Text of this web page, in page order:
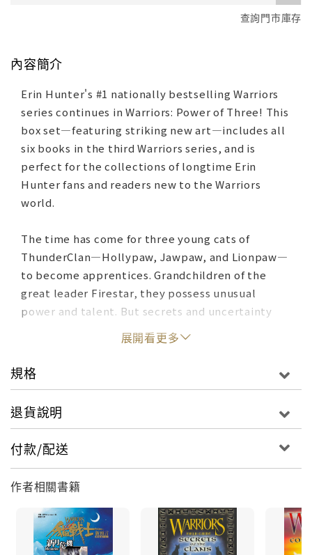
查詢門市庫存
內容簡介
Erin Hunter's #1 nationally bestselling Warriors
series continues in Warriors: Power of Three! This
box set—featuring striking new art—includes all
six books in the third Warriors series, and is
perfect for the collections of longtime Erin
Hunter fans and readers new to the Warriors
world.
The time has come for three young cats of
ThunderClan—Hollypaw, Jawpaw, and Lionpaw—
to become apprentices. Grandchildren of the
great leader Firestar, they possess unusual
power and talent. But secrets and uncertainty
surround them, and a mysterious prophecy
promises trouble to come. The fate of the warrior
code rests in the paws of these three
apprentices—
展開看更多
規格
退貨說明
付款/配送
作者相關書籍